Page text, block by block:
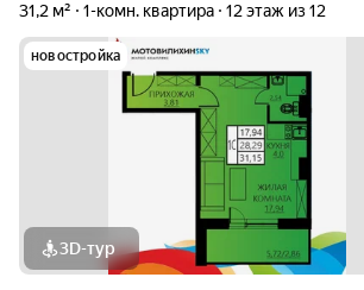
31,2 м²
1-комн. квартира 12 этаж из 12
новостройка
3D-тур